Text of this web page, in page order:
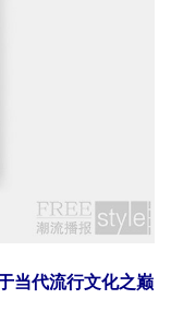
当代流行文化之巅